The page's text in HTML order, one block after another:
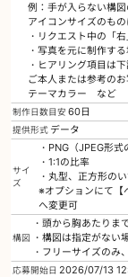
例：手が入らない構
アイコンサイズのも
・リクエスト中の「
・写真を元に制作す
・ヒアリング項目は
ご本人または参考の
テーマカラー など
制作日数目安 60日
提供形式 データ
サイ
ズ
・PNG（JPEG形式
・1:1の比率
・丸型、正方形の
※オプションにて【
へ変更可
構図
・頭から胸あたりま
・構図は指定がない
・フリーサイズのみ
応募開始日 2026/07/13